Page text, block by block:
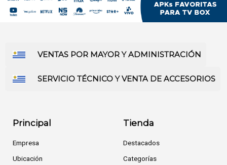
VENTAS POR MAYOR Y ADMINISTRACIÓN
SERVICIO TÉCNICO Y VENTA DE ACCESORIOS
Principal
Empresa
Ubicación
Tienda
Destacados
Categorías